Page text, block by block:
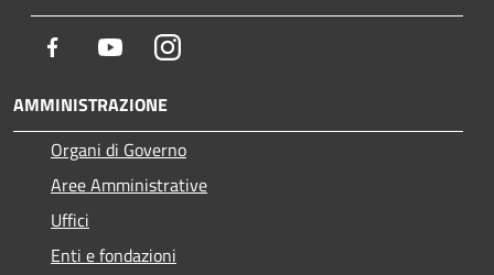
Facebook YoutubeInstagram
AMMINISTRAZIONE
Organi di Governo
Aree Amministrative
Uffici
Enti e fondazioni